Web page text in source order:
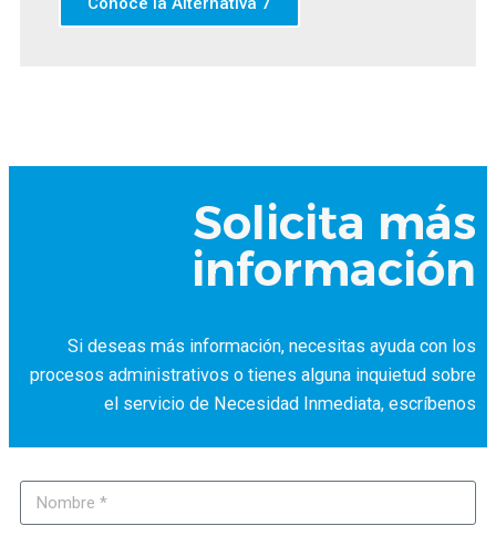
Solicita más
información
Si deseas más información, necesitas ayuda con los
procesos administrativos o tienes alguna inquietud sobre
el servicio de Necesidad Inmediata, escríbenos